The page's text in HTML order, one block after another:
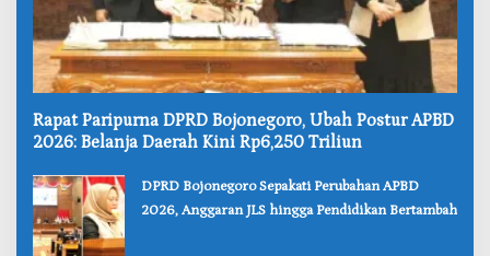
‎Rapat Paripurna DPRD Bojonegoro, Ubah Postur APBD
2026: Belanja Daerah Kini Rp6,250 Triliun
‎DPRD Bojonegoro Sepakati Perubahan APBD
2026, Anggaran JLS hingga Pendidikan Bertambah